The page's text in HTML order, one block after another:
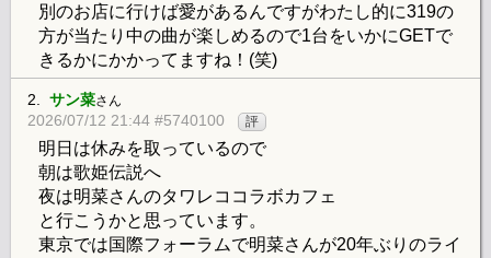
別のお店に行けば愛があるんですがわたし的に319の
方が当たり中の曲が楽しめるので1台をいかにGETで
きるかにかかってますね！(笑)
2. サン菜さん
2026/07/12 21:44 #5740100 評
明日は休みを取っているので
朝は歌姫伝説へ
夜は明菜さんのタワレココラボカフェ
と行こうかと思っています。
東京では国際フォーラムで明菜さんが20年ぶりのライ